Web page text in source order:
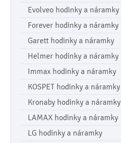
Evolveo hodinky a náramky
Forever hodinky a náramky
Garett hodinky a náramky
Helmer hodinky a náramky
Immax hodinky a náramky
KOSPET hodinky a náramky
Kronaby hodinky a náramky
LAMAX hodinky a náramky
LG hodinky a náramky